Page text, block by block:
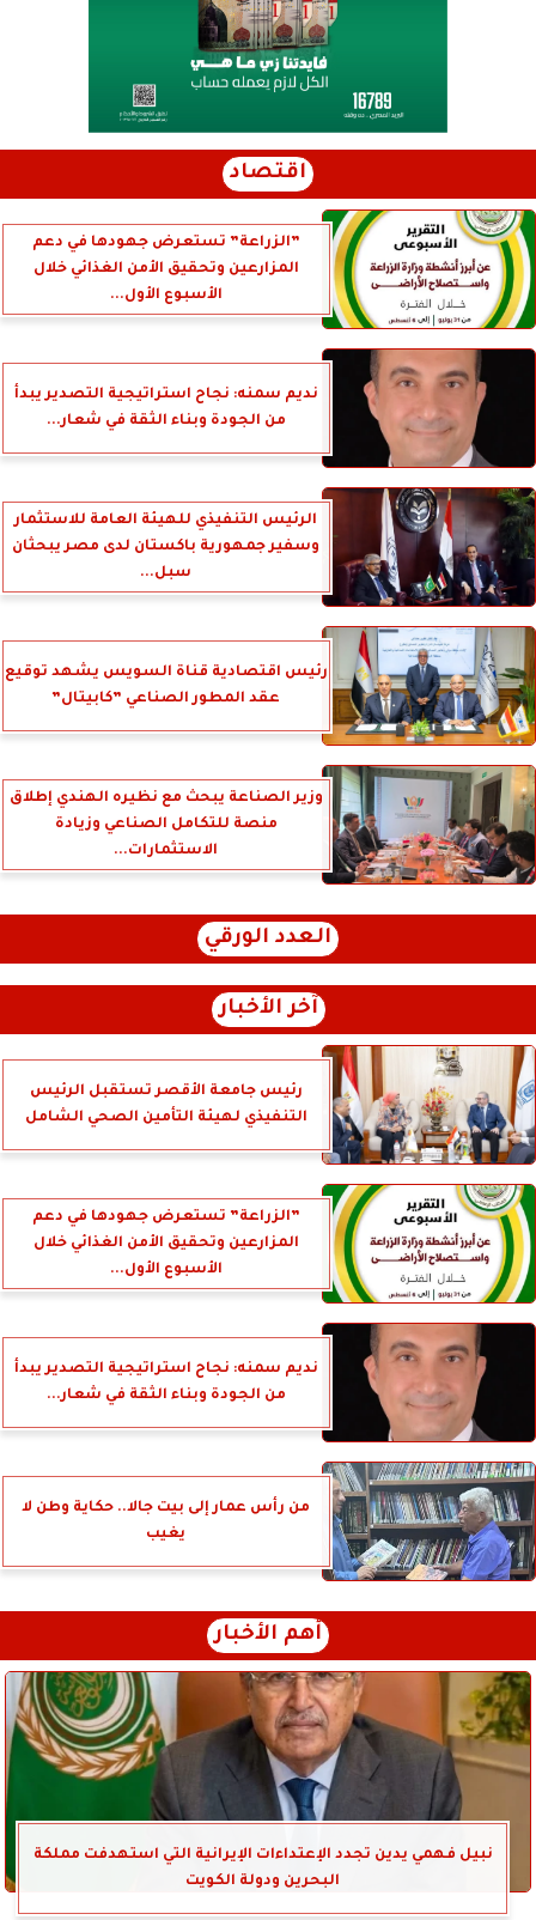
اقتصاد
”الزراعة” تستعرض جهودها في دعم
المزارعين وتحقيق الأمن الغذائي خلال
الأسبوع الأول...
نديم سمنه: نجاح استراتيجية التصدير يبدأ
من الجودة وبناء الثقة في شعار...
الرئيس التنفيذي للهيئة العامة للاستثمار
وسفير جمهورية باكستان لدى مصر يبحثان
سبل...
رئيس اقتصادية قناة السويس يشهد توقيع
عقد المطور الصناعي ”كابيتال”
وزير الصناعة يبحث مع نظيره الهندي إطلاق
منصة للتكامل الصناعي وزيادة
الاستثمارات...
العدد الورقي
آخر الأخبار
رئيس جامعة الأقصر تستقبل الرئيس
التنفيذي لهيئة التأمين الصحي الشامل
”الزراعة” تستعرض جهودها في دعم
المزارعين وتحقيق الأمن الغذائي خلال
الأسبوع الأول...
نديم سمنه: نجاح استراتيجية التصدير يبدأ
من الجودة وبناء الثقة في شعار...
من رأس عمار إلى بيت جالا.. حكاية وطن لا
يغيب
أهم الأخبار
نبيل فهمي يدين تجدد الإعتداءات الإيرانية التي استهدفت مملكة
البحرين ودولة الكويت